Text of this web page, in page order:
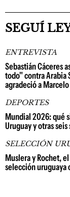
SEGUÍ
ENTREVISTA
Sebastián Cáceres
todo" contra Arabia
agradeció a
DEPORTES
Mundial 2026: qué
Uruguay y otras
SELECCIÓN
Muslera y Rochet,
selección uruguaya